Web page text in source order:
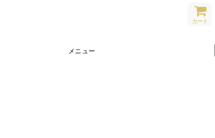
カート
メニュー